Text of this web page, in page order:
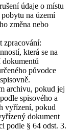
údaje o místu
na území
změna nebo
zpracování:
která se na
původce
archivu, pokud jej
spisového a
vyřízení, pokud
dokument
podle § 64 odst. 3.